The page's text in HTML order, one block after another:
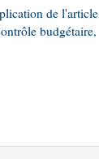
de l'article
budgétaire,